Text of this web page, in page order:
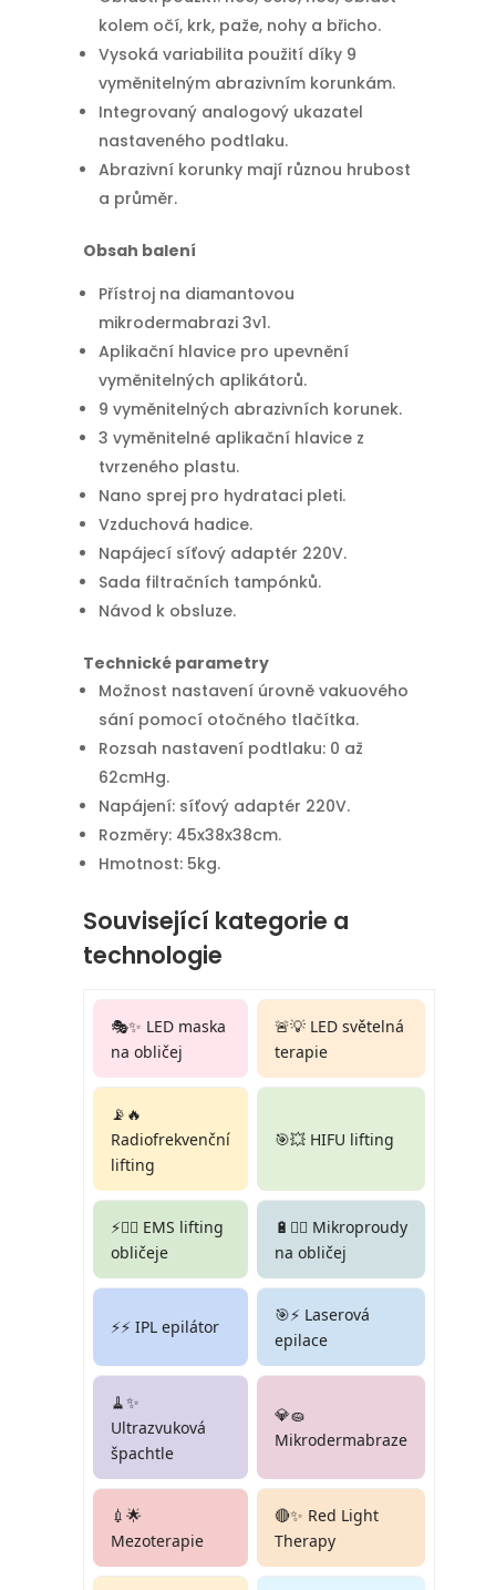
kolem očí, krk, paže, nohy a břicho.
Vysoká variabilita použití díky 9
vyměnitelným abrazivním korunkám.
Integrovaný analogový ukazatel
nastaveného podtlaku.
Abrazivní korunky mají různou hrubost
a průměr.
Obsah balení
Přístroj na diamantovou
mikrodermabrazi 3v1.
Aplikační hlavice pro upevnění
vyměnitelných aplikátorů.
9 vyměnitelných abrazivních korunek.
3 vyměnitelné aplikační hlavice z
tvrzeného plastu.
Nano sprej pro hydrataci pleti.
Vzduchová hadice.
Napájecí síťový adaptér 220V.
Sada filtračních tampónků.
Návod k obsluze.
Technické parametry
Možnost nastavení úrovně vakuového
sání pomocí otočného tlačítka.
Rozsah nastavení podtlaku: 0 až
62cmHg.
Napájení: síťový adaptér 220V.
Rozměry: 45x38x38cm.
Hmotnost: 5kg.
Související kategorie a
technologie
🎭✨ LED maska
na obličej
🚨💡 LED světelná
terapie
📡🔥
Radiofrekvenční
lifting
🎯💥 HIFU lifting
⚡🏋️‍♀️ EMS lifting
obličeje
🔋💆‍♀️ Mikroproudy
na obličej
⚡⚡ IPL epilátor
🎯⚡ Laserová
epilace
🧹✨
Ultrazvuková
špachtle
💎🧽
Mikrodermabraze
💉🌟
Mezoterapie
🔴✨ Red Light
Therapy